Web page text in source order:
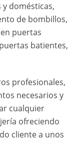
domésticas,
de bombillos,
puertas
batientes,
profesionales,
necesarios y
cualquier
ofreciendo
cliente a unos